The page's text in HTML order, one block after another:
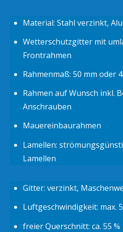
Material: Stahl verzinkt,
Wetterschutzgitter mit
Frontrahmen
Rahmenmaß: 50 mm oder
Rahmen auf Wunsch inkl.
Anschrauben
Mauereinbaurahmen
Lamellen:
Lamellen
Gitter: verzinkt,
Luftgeschwindigkeit: max.
freier Querschnitt: ca. 55 %